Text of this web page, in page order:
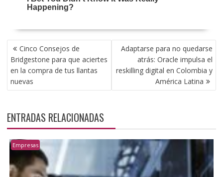
NAVEGACIÓN
DE
ENTRADAS
Cinco Consejos de
Bridgestone para que aciertes
en la compra de tus llantas
nuevas
Adaptarse para no quedarse
atrás: Oracle impulsa el
reskilling digital en Colombia y
América Latina
ENTRADAS RELACIONADAS
Empresas